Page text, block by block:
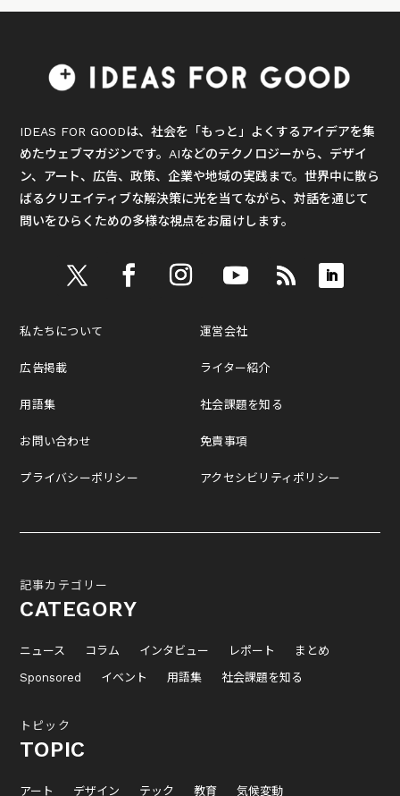
IDEAS FOR GOODは、社会を「もっと」よくするアイデアを集
めたウェブマガジンです。AIなどのテクノロジーから、デザイ
ン、アート、広告、政策、企業や地域の実践まで。世界中に散ら
ばるクリエイティブな解決策に光を当てながら、対話を通じて
問いをひらくための多様な視点をお届けします。
私たちについて
広告掲載
用語集
お問い合わせ
プライバシーポリシー
運営会社
ライター紹介
社会課題を知る
免責事項
アクセシビリティポリシー
記事カテゴリー
CATEGORY
ニュース コラム インタビュー レポート
まとめ
Sponsored
イベント 用語集 社会課題を知る
トピック
TOPIC
アート デザイン テック 教育 気候変動